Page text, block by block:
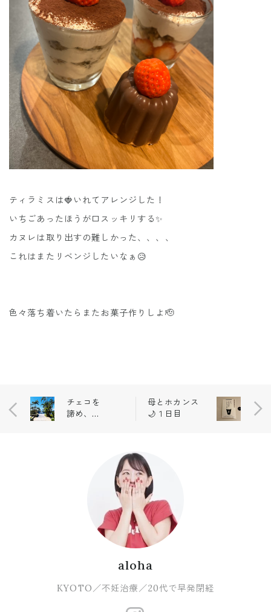
ティラミスは🍓いれてアレンジした！
いちごあったほうが口スッキリする✨
カヌレは取り出すの難しかった、、、、
これはまたリベンジしたいなぁ😥
色々落ち着いたらまたお菓子作りしよ🫡
チェコを
諦め、沖
母とホカンス
🌙１日目
aloha
KYOTO／不妊治療／20代で早発閉経